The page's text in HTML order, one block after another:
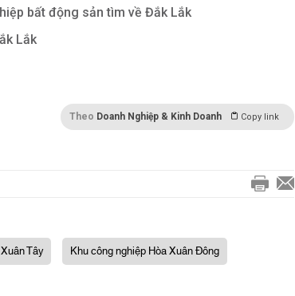
bất động sản tìm về Đắk Lắk
Lắk
Theo Doanh Nghiệp & Kinh Doanh Copy link
Tây Khu công nghiệp Hòa Xuân Đông